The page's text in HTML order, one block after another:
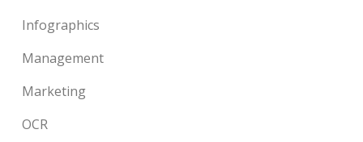
Infographics
Management
Marketing
OCR